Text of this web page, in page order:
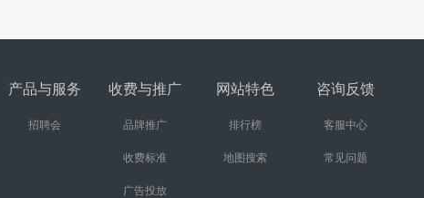
产品与服务
招聘会
收费与推广
品牌推广
收费标准
广告投放
网站特色
排行榜
地图搜索
咨询反馈
客服中心
常见问题